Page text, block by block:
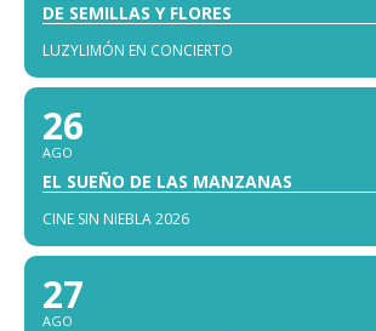
DE SEMILLAS Y FLORES
LUZYLIMÓN EN CONCIERTO
26
AGO
EL SUEÑO DE LAS MANZANAS
CINE SIN NIEBLA 2026
27
AGO